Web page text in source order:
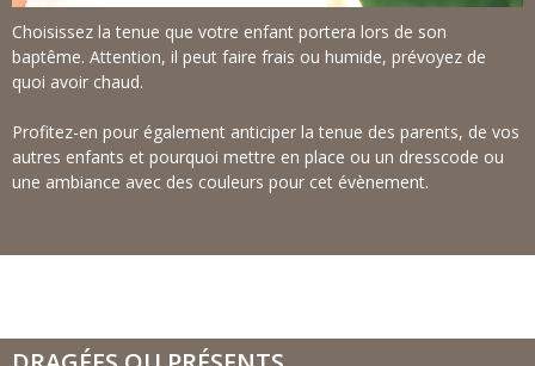
Choisissez la tenue que votre enfant portera lors de son
baptême. Attention, il peut faire frais ou humide, prévoyez de
quoi avoir chaud.
Profitez-en pour également anticiper la tenue des parents, de vos
autres enfants et pourquoi mettre en place ou un dresscode ou
une ambiance avec des couleurs pour cet évènement.